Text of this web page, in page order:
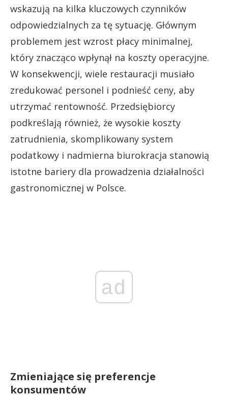
wskazują na kilka kluczowych czynników
odpowiedzialnych za tę sytuację. Głównym
problemem jest wzrost płacy minimalnej,
który znacząco wpłynął na koszty operacyjne.
W konsekwencji, wiele restauracji musiało
zredukować personel i podnieść ceny, aby
utrzymać rentowność. Przedsiębiorcy
podkreślają również, że wysokie koszty
zatrudnienia, skomplikowany system
podatkowy i nadmierna biurokracja stanowią
istotne bariery dla prowadzenia działalności
gastronomicznej w Polsce.
ad
Zmieniające się preferencje
konsumentów